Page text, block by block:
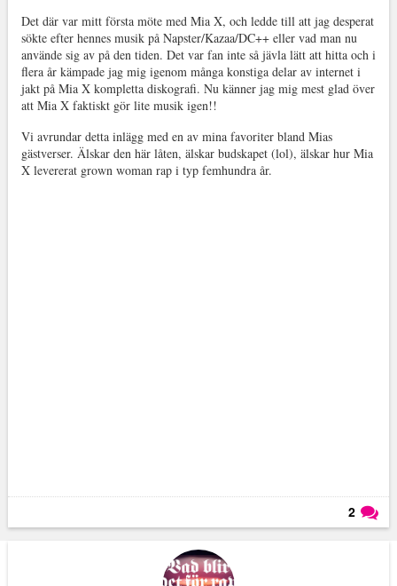
Det där var mitt första möte med Mia X, och ledde till att jag desperat
sökte efter hennes musik på Napster/Kazaa/DC++ eller vad man nu
använde sig av på den tiden. Det var fan inte så jävla lätt att hitta och i
flera år kämpade jag mig igenom många konstiga delar av internet i
jakt på Mia X kompletta diskografi. Nu känner jag mig mest glad över
att Mia X faktiskt gör lite musik igen!!
Vi avrundar detta inlägg med en av mina favoriter bland Mias
gästverser. Älskar den här låten, älskar budskapet (lol), älskar hur Mia
X levererat grown woman rap i typ femhundra år.
2